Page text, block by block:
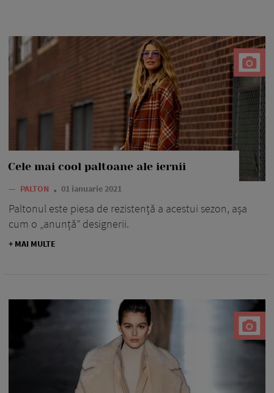
Cele mai cool paltoane ale iernii
— PALTON 01 ianuarie 2021
Paltonul este piesa de rezistență a acestui sezon, așa
cum o „anunță” designerii.
+ MAI MULTE